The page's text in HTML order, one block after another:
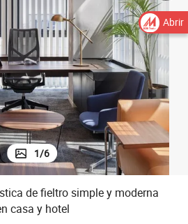
1/6
de fieltro simple y moderna
casa y hotel
Abrir